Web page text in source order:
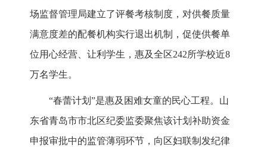
场监督管理局建立了评餐考核制度，对供餐质量
满意度差的配餐机构实行退出机制，促使供餐单
位用心经营、让利学生，惠及全区242所学校近8
万名学生。
“春蕾计划”是惠及困难女童的民心工程。山
东省青岛市市北区纪委监委聚焦该计划补助资金
申报审批中的监管薄弱环节，向区妇联制发纪律